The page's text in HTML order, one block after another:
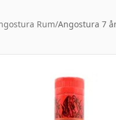
Rum/Angostura 7